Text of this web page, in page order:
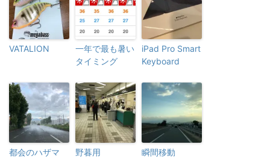
VATALION
一年で最も暑い
タイミング
iPad Pro Smart
Keyboard
都会のハザマ 野暮用 瞬間移動